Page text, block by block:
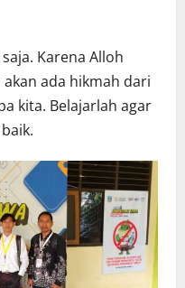
Karena Alloh
ada hikmah dari
kita. Belajarlah agar